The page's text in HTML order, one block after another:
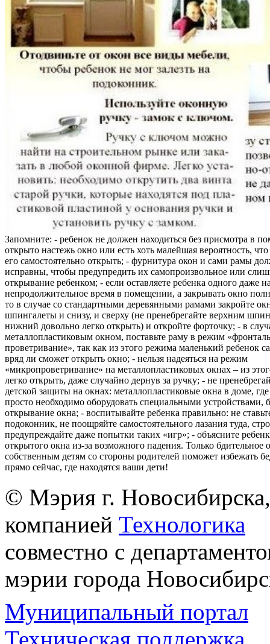
Запомните: - ребенок не должен находиться без присмотра в
открыто настежь окно или есть хоть малейшая вероятность,
его самостоятельно открыть; - фурнитура окон и сами рамы
исправны, чтобы предупредить их самопроизвольное или
открывание ребенком; - если оставляете ребенка одного даже
непродолжительное время в помещении, а закрывать окно
то в случае со стандартными деревянными рамами закройте
шпингалеты и снизу, и сверху (не пренебрегайте верхним
нижний довольно легко открыть) и откройте форточку; - в
металлопластиковым окном, поставьте раму в режим
проветривание», так как из этого режима маленький ребенок
вряд ли сможет открыть окно; - нельзя надеяться на режим
«микропроветривание» на металлопластиковых окнах – из
легко открыть, даже случайно дернув за ручку; - не
детской защиты на окнах: металлопластиковые окна в доме, где
просто необходимо оборудовать специальными
открывание окна; - воспитывайте ребенка правильно: не
подоконник, не поощряйте самостоятельного лазания туда,
предупреждайте даже попытки таких «игр»; - объясните
открытого окна из-за возможного падения. Только бдительное
собственным детям со стороны родителей поможет избежать
прямо сейчас, где находятся ваши дети!
© Мэрия г.
компанией Технологика
совместно с
мэрии города
Муниципальный портал